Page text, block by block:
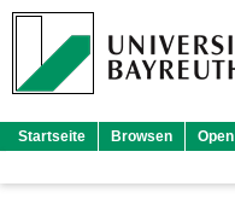
Startseite Browsen